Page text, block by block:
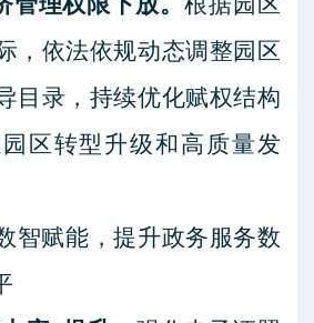
，依法依规动态调整园区
目录，持续优化赋权结构
区转型升级和高质量发
智赋能，提升政务服务数